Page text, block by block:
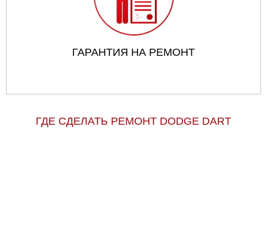
ГАРАНТИЯ НА РЕМОНТ
ГДЕ СДЕЛАТЬ РЕМОНТ DODGE DART